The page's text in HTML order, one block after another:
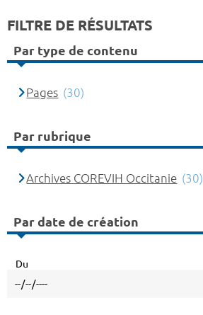
FILTRE DE RÉSULTATS
Par type de contenu
Pages (30)
Par rubrique
Archives COREVIH Occitanie (30)
Par date de création
Du